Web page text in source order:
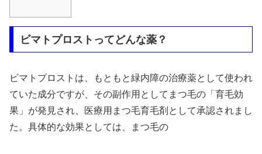
ビマトプロストってどんな薬？
ビマトプロストは、もともと緑内障の治療薬として使われ
ていた成分ですが、その副作用としてまつ毛の「育毛効
果」が発見され、医療用まつ毛育毛剤として承認されまし
た。具体的な効果としては、まつ毛の